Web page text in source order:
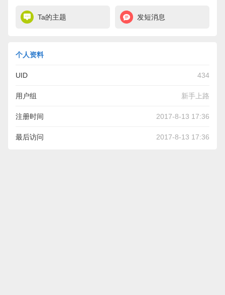
Ta的主题 发短消息
个人资料
UID 434
用户组 新手上路
注册时间 2017-8-13 17:36
最后访问 2017-8-13 17:36